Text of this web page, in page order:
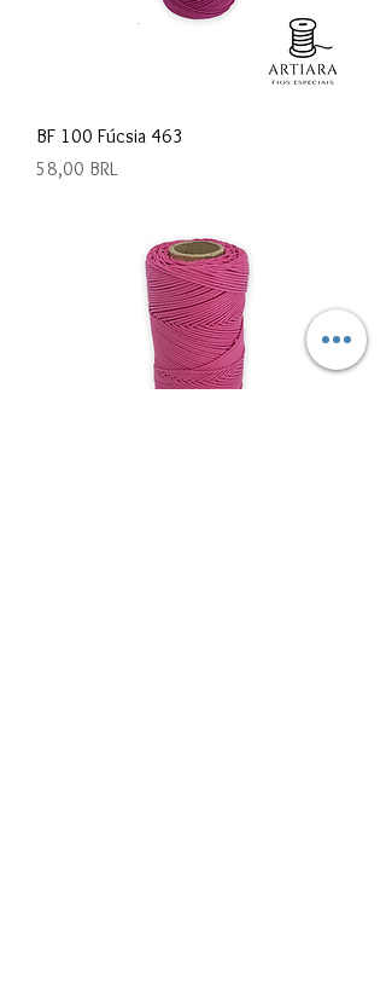
BF 100 Fúcsia 463
Precio
58,00 BRL